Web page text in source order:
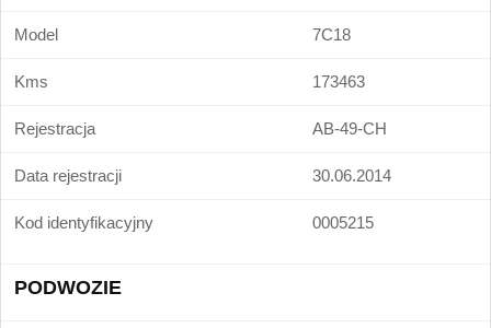
Model 7C18
Kms 173463
Rejestracja AB-49-CH
Data rejestracji 30.06.2014
Kod identyfikacyjny 0005215
PODWOZIE